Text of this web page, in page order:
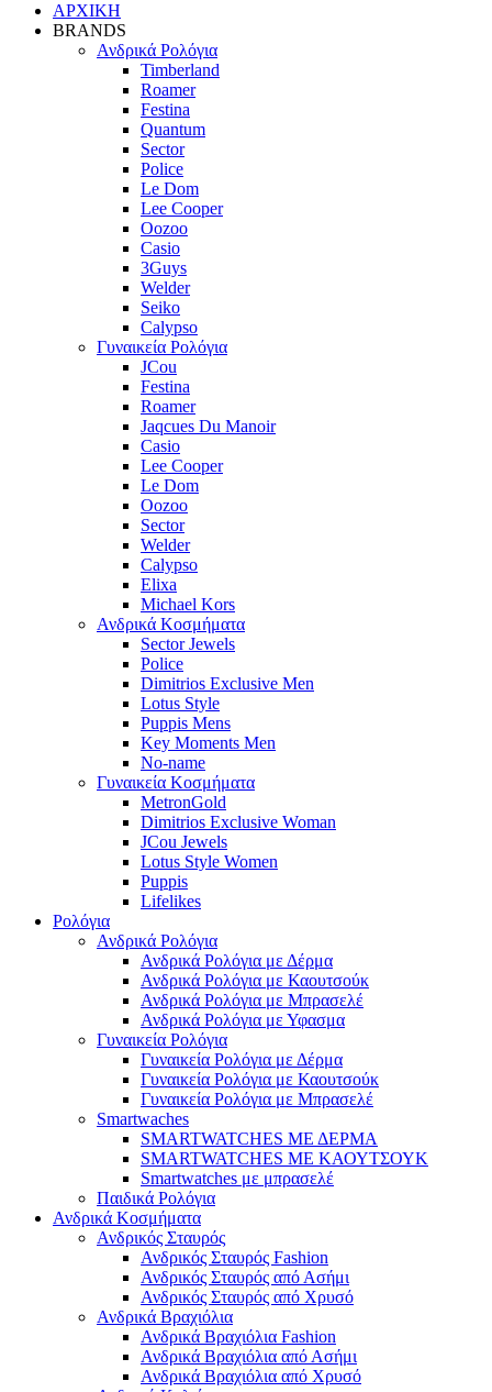
ΑΡΧΙΚΗ
BRANDS
Ανδρικά Ρολόγια
Timberland
Roamer
Festina
Quantum
Sector
Police
Le Dom
Lee Cooper
Oozoo
Casio
3Guys
Welder
Seiko
Calypso
Γυναικεία Ρολόγια
JCou
Festina
Roamer
Jaqcues Du Manoir
Casio
Lee Cooper
Le Dom
Oozoo
Sector
Welder
Calypso
Elixa
Michael Kors
Ανδρικά Κοσμήματα
Sector Jewels
Police
Dimitrios Exclusive Men
Lotus Style
Puppis Mens
Key Moments Men
No-name
Γυναικεία Κοσμήματα
MetronGold
Dimitrios Exclusive Woman
JCou Jewels
Lotus Style Women
Puppis
Lifelikes
Ρολόγια
Ανδρικά Ρολόγια
Ανδρικά Ρολόγια με Δέρμα
Ανδρικά Ρολόγια με Καουτσούκ
Ανδρικά Ρολόγια με Μπρασελέ
Ανδρικά Ρολόγια με Υφασμα
Γυναικεία Ρολόγια
Γυναικεία Ρολόγια με Δέρμα
Γυναικεία Ρολόγια με Καουτσούκ
Γυναικεία Ρολόγια με Μπρασελέ
Smartwaches
SMARTWATCHES ΜΕ ΔΕΡΜΑ
SMARTWATCHES ΜΕ ΚΑΟΥΤΣΟΥΚ
Smartwatches με μπρασελέ
Παιδικά Ρολόγια
Ανδρικά Κοσμήματα
Ανδρικός Σταυρός
Ανδρικός Σταυρός Fashion
Ανδρικός Σταυρός από Ασήμι
Ανδρικός Σταυρός από Χρυσό
Ανδρικά Βραχιόλια
Ανδρικά Βραχιόλια Fashion
Ανδρικά Βραχιόλια από Ασήμι
Ανδρικά Βραχιόλια από Χρυσό